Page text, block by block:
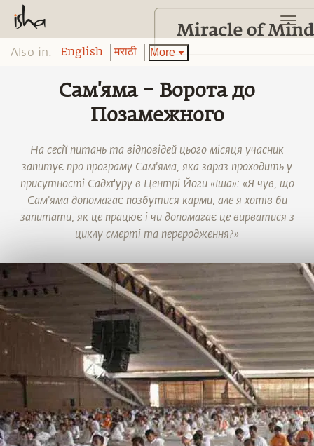
Also in: English मराठी More
Сам'яма – Ворота до
Позамежного
На сесії питань та відповідей цього місяця учасник
запитує про програму Сам'яма, яка зараз проходить у
присутності Садхґуру в Центрі Йоги «Іша»: «Я чув, що
Сам'яма допомагає позбутися карми, але я хотів би
запитати, як це працює і чи допомагає це вирватися з
циклу смерті та переродження?»